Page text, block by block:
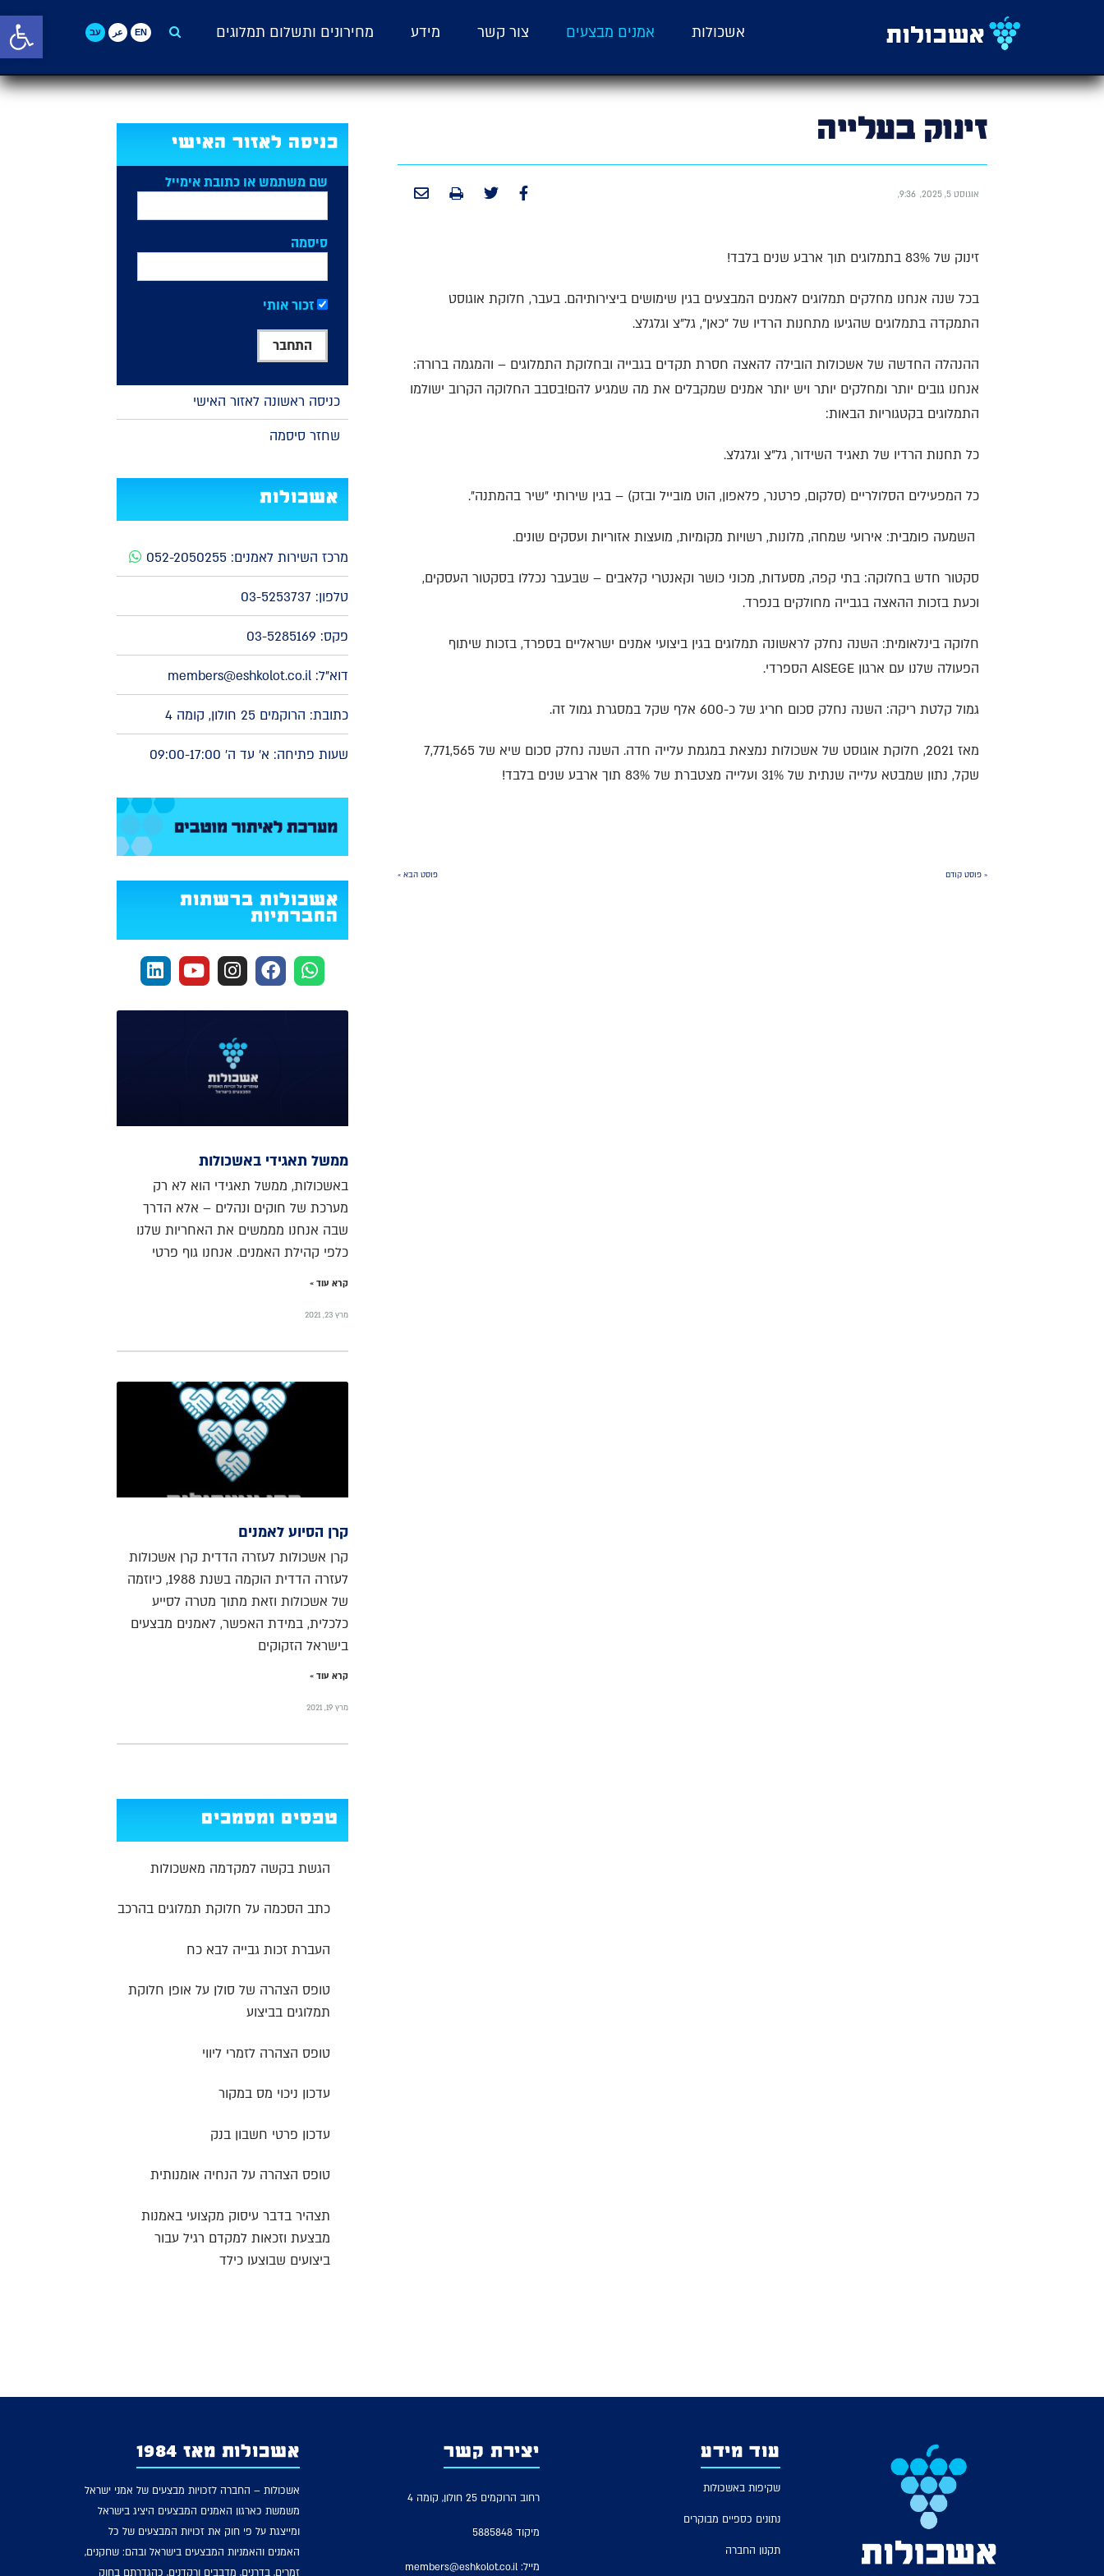
פתח אשכולות אמנים מבצעים צור קשר מידע מחירונים ותשלום תמלוגים English>العربية>עברית>
זינוק בעלייה
אוגוסט 5, 2025 9:36
זינוק של 83% בתמלוגים תוך ארבע שנים בלבד!
בכל שנה אנחנו מחלקים תמלוגים לאמנים המבצעים בגין שימושים ביצירותיהם. בעבר, חלוקת אוגוסט
התמקדה בתמלוגים שהגיעו מתחנות הרדיו של "כאן", גל"צ וגלגלצ.
ההנהלה החדשה של אשכולות הובילה להאצה חסרת תקדים בגבייה ובחלוקת התמלוגים – והמגמה ברורה:
אנחנו גובים יותר ומחלקים יותר ויש יותר אמנים שמקבלים את מה שמגיע להם!בסבב החלוקה הקרוב ישולמו
התמלוגים בקטגוריות הבאות:
כל תחנות הרדיו של תאגיד השידור, גל"צ וגלגלצ.
כל המפעילים הסלולריים (סלקום, פרטנר, פלאפון, הוט מובייל ובזק) – בגין שירותי "שיר בהמתנה".
השמעה פומבית: אירועי שמחה, מלונות, רשויות מקומיות, מועצות אזוריות ועסקים שונים.
סקטור חדש בחלוקה: בתי קפה, מסעדות, מכוני כושר וקאנטרי קלאבים – שבעבר נכללו בסקטור העסקים,
וכעת בזכות ההאצה בגבייה מחולקים בנפרד.
חלוקה בינלאומית: השנה נחלק לראשונה תמלוגים בגין ביצועי אמנים ישראליים בספרד, בזכות שיתוף
הפעולה שלנו עם ארגון AISEGE הספרדי.
גמול קלטת ריקה: השנה נחלק סכום חריג של כ-600 אלף שקל במסגרת גמול זה.
מאז 2021, חלוקת אוגוסט של אשכולות נמצאת במגמת עלייה חדה. השנה נחלק סכום שיא של 7,771,565
שקל, נתון שמבטא עלייה שנתית של 31% ועלייה מצטברת של 83% תוך ארבע שנים בלבד!
« פוסט קודם פוסט הבא »
כניסה לאזור האישי
שם משתמש או כתובת אימייל
סיסמה
זכור אותי
כניסה ראשונה לאזור האישי
שחזר סיסמה
אשכולות
מרכז השירות לאמנים: 052-2050255
טלפון: 03-5253737
פקס: 03-5285169
דוא"ל: members@eshkolot.co.il
כתובת: הרוקמים 25 חולון, קומה 4
שעות פתיחה: א' עד ה' 09:00-17:00
אשכולות ברשתות
החברתיות
ממשל תאגידי באשכולות
באשכולות, ממשל תאגידי הוא לא רק
מערכת של חוקים ונהלים – אלא הדרך
שבה אנחנו מממשים את האחריות שלנו
כלפי קהילת האמנים. אנחנו גוף פרטי
קרא עוד »
מרץ 23, 2021
קרן הסיוע לאמנים
קרן אשכולות לעזרה הדדית קרן אשכולות
לעזרה הדדית הוקמה בשנת 1988, כיוזמה
של אשכולות וזאת מתוך מטרה לסייע
כלכלית, במידת האפשר, לאמנים מבצעים
בישראל הזקוקים
קרא עוד »
מרץ 19, 2021
טפסים ומסמכים
הגשת בקשה למקדמה מאשכולות
כתב הסכמה על חלוקת תמלוגים בהרכב
העברת זכות גבייה לבא כח
טופס הצהרה של סולן על אופן חלוקת
תמלוגים בביצוע
טופס הצהרה לזמרי ליווי
עדכון ניכוי מס במקור
עדכון פרטי חשבון בנק
טופס הצהרה על הנחיה אומנותית
תצהיר בדבר עיסוק מקצועי באמנות
מבצעת וזכאות למקדם רגיל עבור
ביצועים שבוצעו כילד
עוד מידע
שקיפות באשכולות
נתונים כספיים מבוקרים
תקנון החברה
יצירת קשר
רחוב הרוקמים 25 חולון, קומה 4
מיקוד 5885848
מייל: members@eshkolot.co.il
אשכולות מאז 1984
אשכולות – החברה לזכויות מבצעים של אמני ישראל
משמשת כארגון האמנים המבצעים היציג בישראל
ומייצגת על פי חוק את זכויות המבצעים של כל
האמנים והאמניות המבצעים בישראל ובהם: שחקנים,
זמרים, בדרנים, מדבבים ורקדנים, כהגדרתם בחוק